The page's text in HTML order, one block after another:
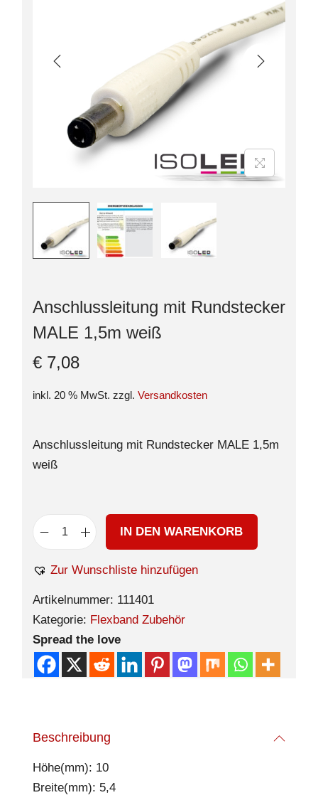
Anschlussleitung mit Rundstecker
MALE 1,5m weiß
€ 7,08
inkl. 20 % MwSt. zzgl. Versandkosten
Anschlussleitung mit Rundstecker MALE 1,5m
weiß
IN DEN WARENKORB
Zur Wunschliste hinzufügen
Artikelnummer: 111401
Kategorie: Flexband Zubehör
Spread the love
Beschreibung
Höhe(mm): 10
Breite(mm): 5,4